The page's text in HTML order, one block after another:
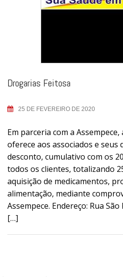
Drogarias Feitosa
25 DE FEVEREIRO DE 2020
Em parceria com a
oferece aos associados e seus
desconto, cumulativo com os
todos os clientes, totalizando
aquisição de medicamentos,
alimentação, mediante
Assempece. Endereço: Rua
[…]